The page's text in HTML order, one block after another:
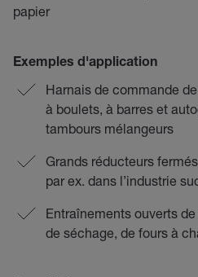
papier
Exemples d'application
Harnais de commande
à boulets, à barres et
tambours mélangeurs
Grands réducteurs
par ex. dans l’industrie
Entraînements ouverts
de séchage, de fours à